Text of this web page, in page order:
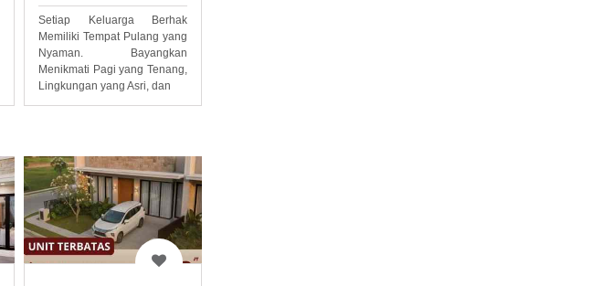
Setiap Keluarga Berhak
Memiliki Tempat Pulang yang
Nyaman. Bayangkan
Menikmati Pagi yang Tenang,
Lingkungan yang Asri, dan